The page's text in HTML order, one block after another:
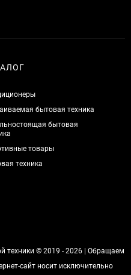
бытовая техника
бытовая
товары
техника
техники © 2019 - 2026 | Обращаем
сайт носит исключительно